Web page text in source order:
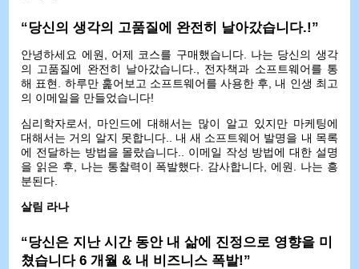
“당신의 생각의 고품질에 완전히 날아갔습니다.!”
안녕하세요 에원, 어제 코스를 구매했습니다. 나는 당신의 생각
의 고품질에 완전히 날아갔습니다., 전자책과 소프트웨어를 통
해 표현. 하루만 훑어보고 소프트웨어를 사용한 후, 내 인생 최고
의 이메일을 만들었습니다!
심리학자로서, 마인드에 대해서는 많이 알고 있지만 마케팅에
대해서는 거의 알지 못합니다.. 내 새 소프트웨어 발명을 내 목록
에 전달하는 방법을 몰랐습니다.. 이메일 작성 방법에 대한 설명
을 읽은 후, 나는 통찰력이 폭발했다. 감사합니다, 에원. 나는 흥
분된다.
살림 라나
“당신은 지난 시간 동안 내 삶에 진정으로 영향을 미
쳤습니다 6 개월 & 내 비즈니스 폭발!”